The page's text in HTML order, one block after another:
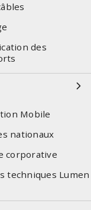
des
Mobile
nationaux
corporative
techniques Lumen